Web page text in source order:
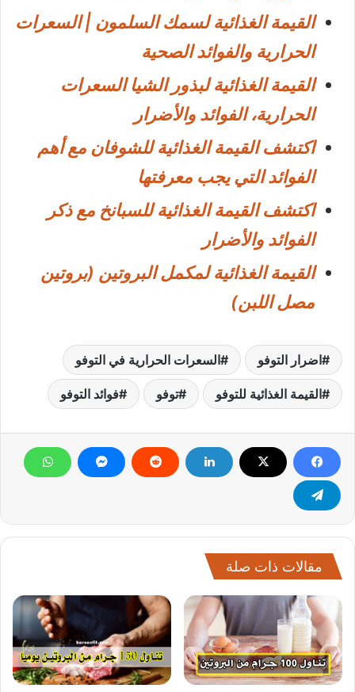
القيمة الغذائية لسمك السلمون | السعرات
الحرارية والفوائد الصحية
القيمة الغذائية لبذور الشيا السعرات
الحرارية، الفوائد والأضرار
اكتشف القيمة الغذائية للشوفان مع أهم
الفوائد التي يجب معرفتها
اكتشف القيمة الغذائية للسبانخ مع ذكر
الفوائد والأضرار
القيمة الغذائية لمكمل البروتين (بروتين
مصل اللبن)
اضرار التوفو السعرات الحرارية في التوفو
القيمة الغذائية للتوفو توفو فوائد التوفو
مقالات ذات صلة